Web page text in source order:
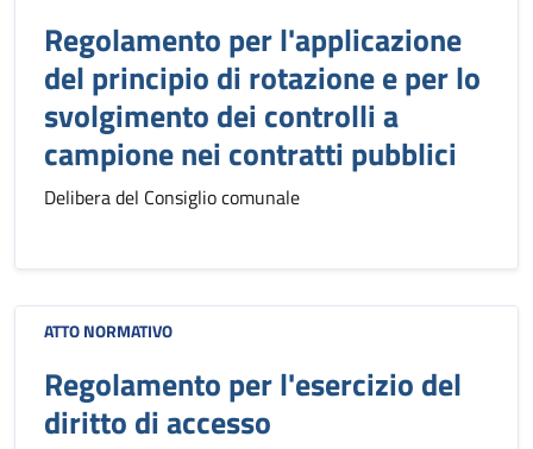
Regolamento per l'applicazione
del principio di rotazione e per lo
svolgimento dei controlli a
campione nei contratti pubblici
Delibera del Consiglio comunale
ATTO NORMATIVO
Regolamento per l'esercizio del
diritto di accesso